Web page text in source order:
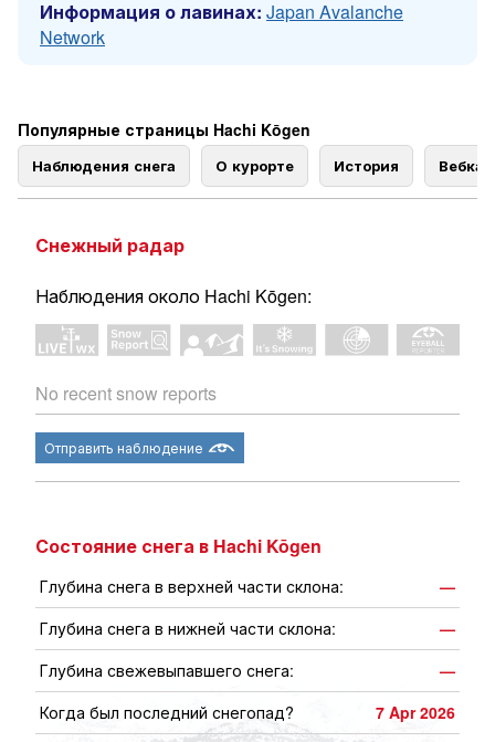
Информация о лавинах: Japan Avalanche
Network
Популярные страницы Hachi Kōgen
Наблюдения снега О курорте История
Снежный радар
Наблюдения около Hachi Kōgen:
No recent snow reports
Отправить наблюдение
Состояние снега в Hachi Kōgen
Глубина снега в верхней части склона:
—
Глубина снега в нижней части склона:
—
Глубина свежевыпавшего снега:
—
Когда был последний снегопад?
7 Apr 2026